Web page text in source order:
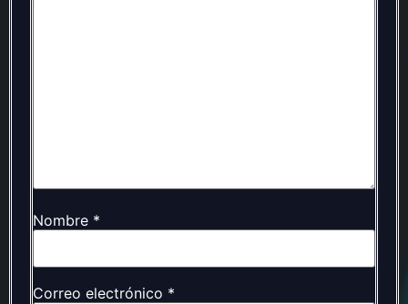
Nombre *
Correo electrónico *